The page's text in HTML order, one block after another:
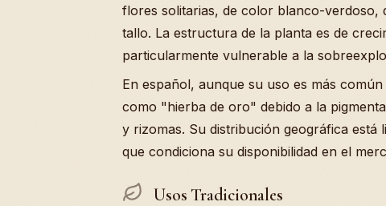
flores solitarias, de color blanco-verdoso,
tallo. La estructura de la planta es de
particularmente vulnerable a la
En español, aunque su uso es más
como "hierba de oro" debido a la
y rizomas. Su distribución geográfica está
que condiciona su disponibilidad en el
Usos Tradicionales